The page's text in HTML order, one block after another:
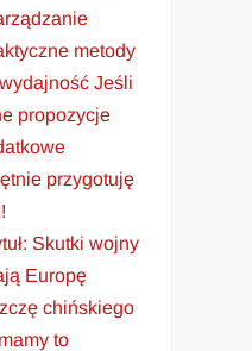
metody
Jeśli
propozycje
przygotuję
Skutki wojny
Europę
chińskiego
to